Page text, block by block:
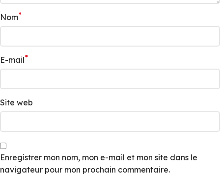
Nom*
E-mail*
Site web
Enregistrer mon nom, mon e-mail et mon site dans le
navigateur pour mon prochain commentaire.